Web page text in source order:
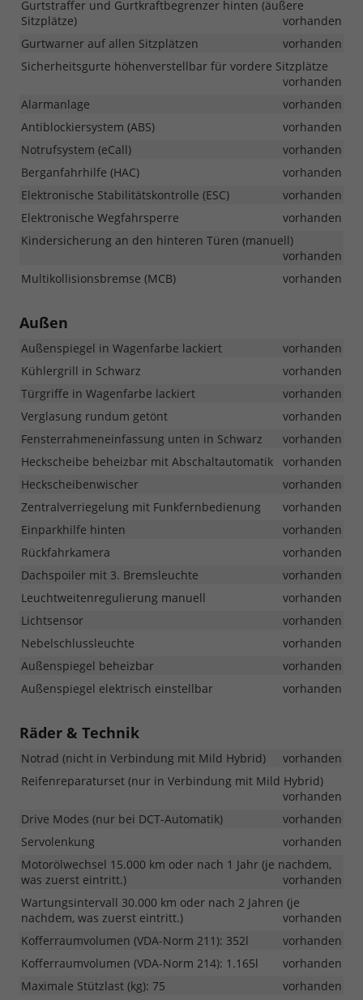
Gurtstraffer und Gurtkraftbegrenzer hinten (äußere
Sitzplätze)
vorhanden
Gurtwarner auf allen Sitzplätzen
vorhanden
Sicherheitsgurte höhenverstellbar für vordere Sitzplätze
vorhanden
Alarmanlage
vorhanden
Antiblockiersystem (ABS)
vorhanden
Notrufsystem (eCall)
vorhanden
Berganfahrhilfe (HAC)
vorhanden
Elektronische Stabilitätskontrolle (ESC)
vorhanden
Elektronische Wegfahrsperre
vorhanden
Kindersicherung an den hinteren Türen (manuell)
vorhanden
Multikollisionsbremse (MCB)
vorhanden
Außen
Außenspiegel in Wagenfarbe lackiert
vorhanden
Kühlergrill in Schwarz
vorhanden
Türgriffe in Wagenfarbe lackiert
vorhanden
Verglasung rundum getönt
vorhanden
Fensterrahmeneinfassung unten in Schwarz
vorhanden
Heckscheibe beheizbar mit Abschaltautomatik
vorhanden
Heckscheibenwischer
vorhanden
Zentralverriegelung mit Funkfernbedienung
vorhanden
Einparkhilfe hinten
vorhanden
Rückfahrkamera
vorhanden
Dachspoiler mit 3. Bremsleuchte
vorhanden
Leuchtweitenregulierung manuell
vorhanden
Lichtsensor
vorhanden
Nebelschlussleuchte
vorhanden
Außenspiegel beheizbar
vorhanden
Außenspiegel elektrisch einstellbar
vorhanden
Räder & Technik
Notrad (nicht in Verbindung mit Mild Hybrid)
vorhanden
Reifenreparaturset (nur in Verbindung mit Mild Hybrid)
vorhanden
Drive Modes (nur bei DCT-Automatik)
vorhanden
Servolenkung
vorhanden
Motorölwechsel 15.000 km oder nach 1 Jahr (je nachdem,
was zuerst eintritt.)
vorhanden
Wartungsintervall 30.000 km oder nach 2 Jahren (je
nachdem, was zuerst eintritt.)
vorhanden
Kofferraumvolumen (VDA-Norm 211): 352l
vorhanden
Kofferraumvolumen (VDA-Norm 214): 1.165l
vorhanden
Maximale Stützlast (kg): 75
vorhanden